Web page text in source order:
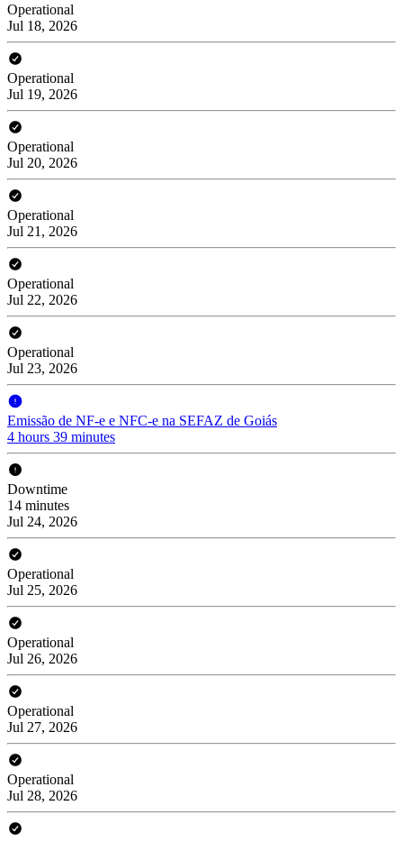
Operational
Jul 18, 2026
Operational
Jul 19, 2026
Operational
Jul 20, 2026
Operational
Jul 21, 2026
Operational
Jul 22, 2026
Operational
Jul 23, 2026
Emissão de NF-e e NFC-e na SEFAZ de Goiás
4 hours 39 minutes
Downtime
14 minutes
Jul 24, 2026
Operational
Jul 25, 2026
Operational
Jul 26, 2026
Operational
Jul 27, 2026
Operational
Jul 28, 2026